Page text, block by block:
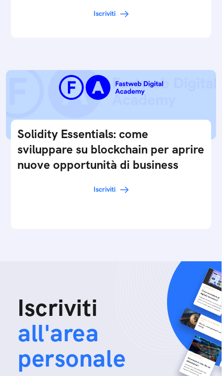
Iscriviti
Solidity Essentials: come
sviluppare su blockchain per aprire
nuove opportunità di business
Iscriviti
Iscriviti
all'area
personale